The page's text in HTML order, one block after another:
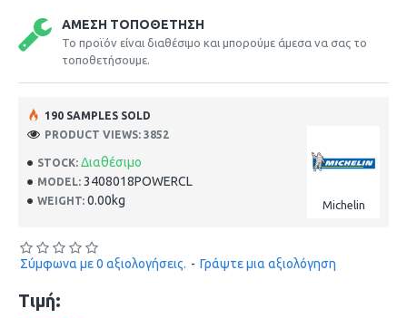
ΆΜΕΣΗ ΤΟΠΟΘΈΤΗΣΗ
Το προϊόν είναι διαθέσιμο και μπορούμε άμεσα να σας το
τοποθετήσουμε.
STOCK: Διαθέσιμο
MODEL: 3408018POWERCL
WEIGHT: 0.00kg Michelin
190 SAMPLES SOLD
PRODUCT VIEWS: 3852
Σύμφωνα με 0 αξιολογήσεις. - Γράψτε μια αξιολόγηση
Τιμή: